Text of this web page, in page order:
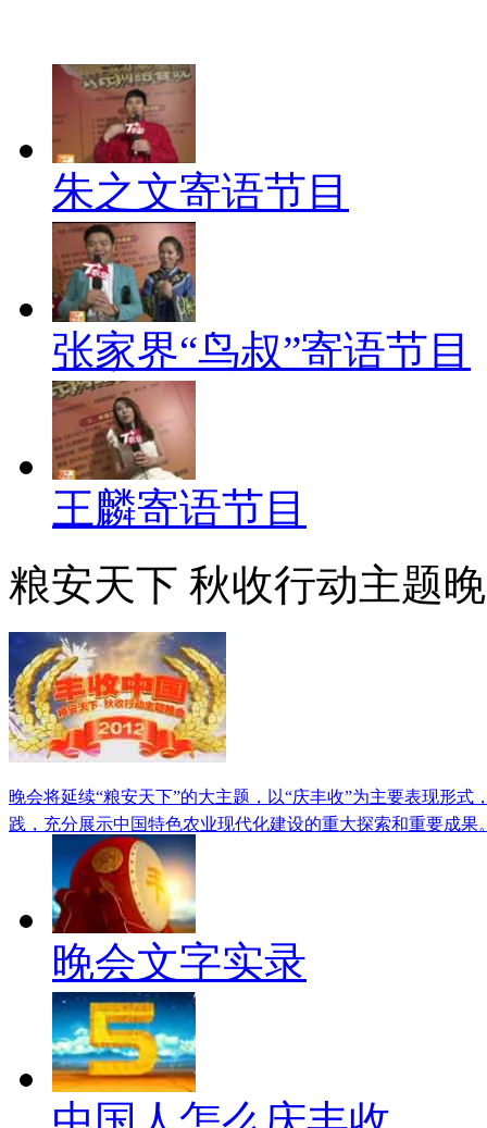
朱之文寄语节目
张家界“鸟叔”寄语节目
王麟寄语节目
粮安天下 秋收行动主题
晚会将延续“粮安天下”的大主题，以“庆丰收”为主要表现形
践，充分展示中国特色农业现代化建设的重大探索和重要成果
晚会文字实录